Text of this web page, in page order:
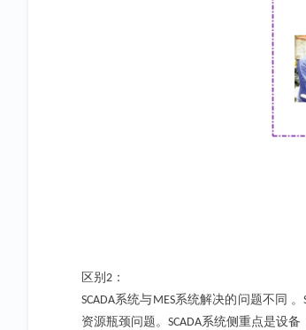
区别 2 ：
SCADA系统与MES系统解决的问题不同 。
资源瓶颈问题。 SCADA系统侧重点是设备